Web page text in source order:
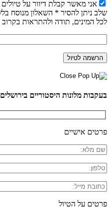
אני מאשר קבלת דיוור על
שלב ניתן להסיר * השאלון מנוסח
לכל המינים, תודה ולהתראות בקרוב
בעקבות מלונות היסטוריים
פרטים אישיים
פרטים על הטיול